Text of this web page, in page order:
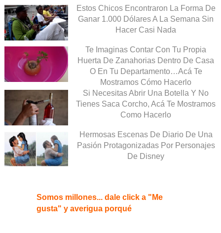
Estos Chicos Encontraron La Forma De
Ganar 1.000 Dólares A La Semana Sin
Hacer Casi Nada
Te Imaginas Contar Con Tu Propia
Huerta De Zanahorias Dentro De Casa
O En Tu Departamento…Acá Te
Mostramos Cómo Hacerlo
Si Necesitas Abrir Una Botella Y No
Tienes Saca Corcho, Acá Te Mostramos
Como Hacerlo
Hermosas Escenas De Diario De Una
Pasión Protagonizadas Por Personajes
De Disney
Somos millones... dale click a "Me
gusta" y averigua porqué